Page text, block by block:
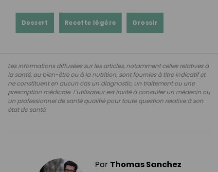
Dessert Recette légère Grossir
Les informations diffusées sur les articles, notamment celles relatives à
la santé, au bien-être ou à la nutrition, sont fournies à titre indicatif et
ne constituent en aucun cas un diagnostic, un traitement ou une
prescription médicale. L'utilisateur est invité à consulter un médecin ou
un professionnel de santé qualifié pour toute question relative à son
état de santé.
Par Thomas Sanchez